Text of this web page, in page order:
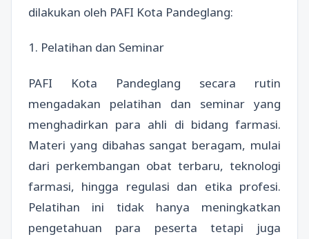
dilakukan oleh PAFI Kota Pandeglang:
1. Pelatihan dan Seminar
PAFI Kota Pandeglang secara rutin
mengadakan pelatihan dan seminar yang
menghadirkan para ahli di bidang farmasi.
Materi yang dibahas sangat beragam, mulai
dari perkembangan obat terbaru, teknologi
farmasi, hingga regulasi dan etika profesi.
Pelatihan ini tidak hanya meningkatkan
pengetahuan para peserta tetapi juga